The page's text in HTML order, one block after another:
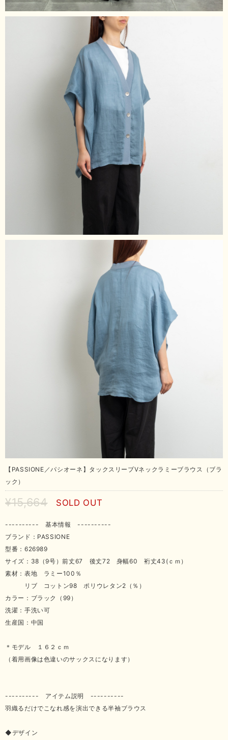
【PASSIONE／パシオーネ】タックスリーブVネックラミーブラウス（ブラ
ック）
¥15,664 SOLD OUT
---------- 基本情報 ----------
ブランド：PASSIONE
型番：626989
サイズ：38（9号）前丈67 後丈72 身幅60 裄丈43(ｃｍ）
素材：表地 ラミー100％
リブ コットン98 ポリウレタン2（％）
カラー：ブラック（99）
洗濯：手洗い可
生産国：中国
＊モデル １６２ｃｍ
（着用画像は色違いのサックスになります）
---------- アイテム説明 ----------
羽織るだけでこなれ感を演出できる半袖ブラウス
◆デザイン